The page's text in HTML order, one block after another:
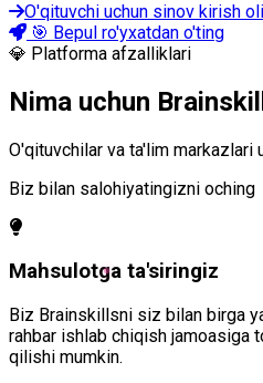
O'qituvchi uchun sinov kirish
🎯 Bepul ro'yxatdan o'ting
💎 Platforma afzalliklari
Nima uchun
O'qituvchilar va ta'lim markazlari
Biz bilan salohiyatingizni oching
Mahsulotga ta'siringiz
Biz Brainskillsni siz bilan birga
rahbar ishlab chiqish jamoasiga
qilishi mumkin.